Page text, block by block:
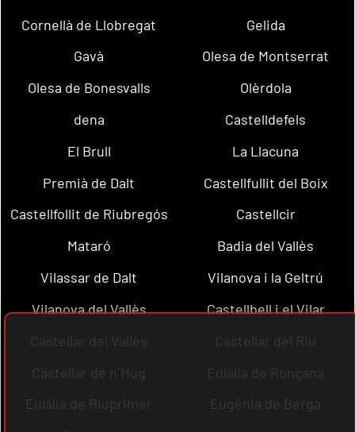
Cornellà de Llobregat
Gelida
Gavà
Olesa de Montserrat
Olesa de Bonesvalls
Olèrdola
dena
Castelldefels
El Brull
La Llacuna
Premià de Dalt
Castellfullit del Boix
Castellfollit de Riubregós
Castellcir
Mataró
Badia del Vallès
Vilassar de Dalt
Vilanova i la Geltrú
Vilanova del Vallès
Castellbell i el Vilar
Castellar del Vallès
Castellar del Riu
Castellar de n´Hug
Eulàlia de Ronçana
Eulàlia de Riuprimer
Eugènia de Berga